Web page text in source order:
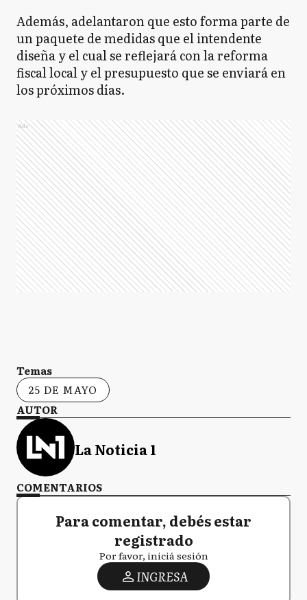
Además, adelantaron que esto forma parte de
un paquete de medidas que el intendente
diseña y el cual se reflejará con la reforma
fiscal local y el presupuesto que se enviará en
los próximos días.
Ads
Temas
25 DE MAYO
AUTOR
La Noticia 1
COMENTARIOS
Para comentar, debés estar
registrado
Por favor, iniciá sesión
INGRESA